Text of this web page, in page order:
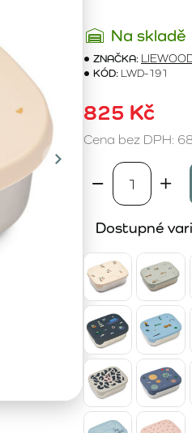
Na skladě
ZNAČKA:
KÓD: LWD-191
825 Kč
Cena bez DPH:
Dostupné